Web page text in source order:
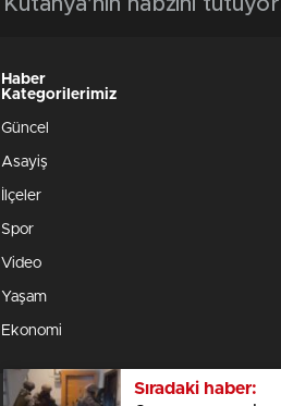
Sıradaki haber:
Haber
Kategorilerimiz
Güncel
Asayiş
İlçeler
Spor
Video
Yaşam
Ekonomi